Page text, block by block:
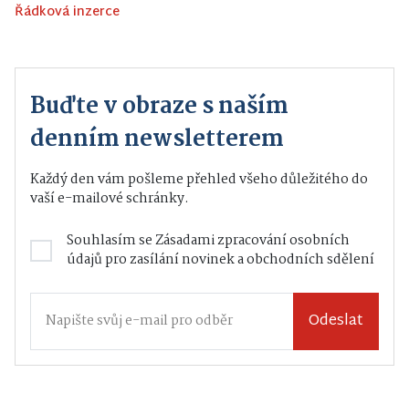
Řádková inzerce
Buďte v obraze s naším
denním newsletterem
Každý den vám pošleme přehled všeho důležitého do
vaší e-mailové schránky.
Souhlasím seZásadami zpracování osobních
údajůpro zasílání novinek a obchodních sdělení
Odeslat